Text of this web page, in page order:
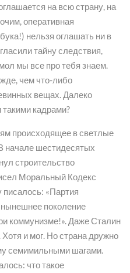
на всю страну, на
оперативная
нельзя оглашать ни в
тайну следствия,
мы все про тебя знаем.
чем что-либо
вещах. Далеко
такими кадрами?
происходящее в светлые
начале шестидесятых
строительство
Моральный Кодекс
«Партия
поколение
коммунизме!». Даже Сталин
и мог. Но страна дружно
семимильными шагами.
что такое